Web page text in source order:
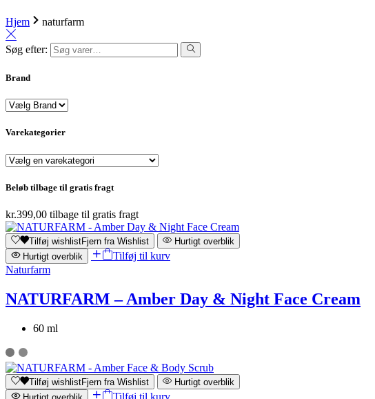
Hjem naturfarm
Søg efter:
Brand
Varekategorier
Beløb tilbage til gratis fragt
kr.399,00 tilbage til gratis fragt
Tilføj wishlistFjern fra Wishlist
Hurtigt overblik
Hurtigt overblik
Tilføj til kurv
Naturfarm
NATURFARM – Amber Day & Night Face Cream
60 ml
Tilføj wishlistFjern fra Wishlist
Hurtigt overblik
Tilføj til kurv